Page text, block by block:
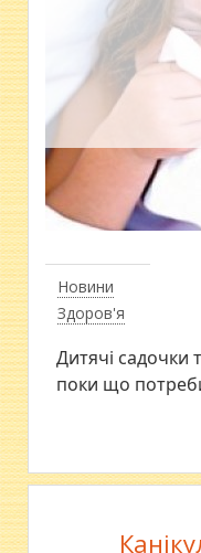
Новини
Здоров'я
Дитячі садочки
поки що